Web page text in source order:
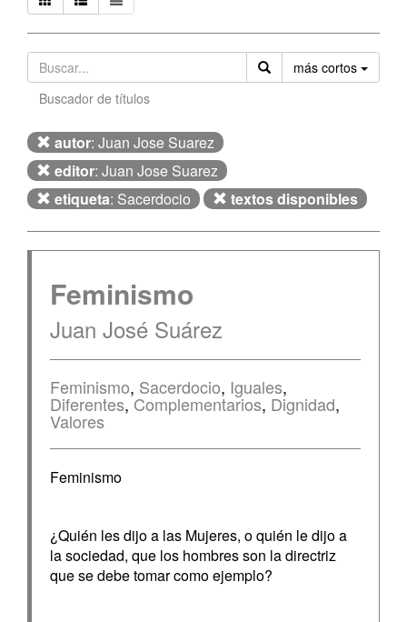
más cortos
Buscador de títulos
autor: Juan Jose Suarez
editor: Juan Jose Suarez
etiqueta: Sacerdocio textos disponibles
Feminismo
Juan José Suárez
Feminismo, Sacerdocio, Iguales,
Diferentes,Complementarios, Dignidad,
Valores
Feminismo
¿Quién les dijo a las Mujeres, o quién le dijo a
la sociedad, que los hombres son la directriz
que se debe tomar como ejemplo?